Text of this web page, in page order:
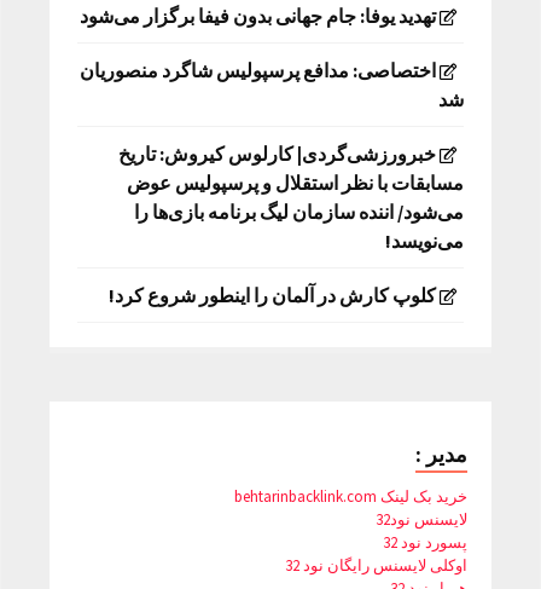
تهدید یوفا: جام جهانی بدون فیفا برگزار می‌شود
اختصاصی: مدافع پرسپولیس شاگرد منصوریان
شد
خبرورزشی‌گردی| کارلوس کیروش: تاریخ
مسابقات با نظر استقلال و پرسپولیس عوض
می‌شود/ اننده سازمان لیگ برنامه بازی‌ها را
می‌نویسد!
کلوپ کارش در آلمان را اینطور شروع کرد!
مدیر :
خرید بک لینک behtarinbacklink.com
لایسنس نود32
پسورد نود 32
اوکلی لایسنس رایگان نود 32